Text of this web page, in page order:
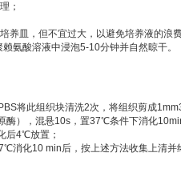
；
皿，但不宜过大，以避免培养液的浪
氨酸溶液中浸泡5-10分钟并自然晾干。
将此组织块清洗2次，将组织剪成
酶），混悬10s，置37℃条件下消化
后4℃放置；
消化10 min后，按上述方法收集上清